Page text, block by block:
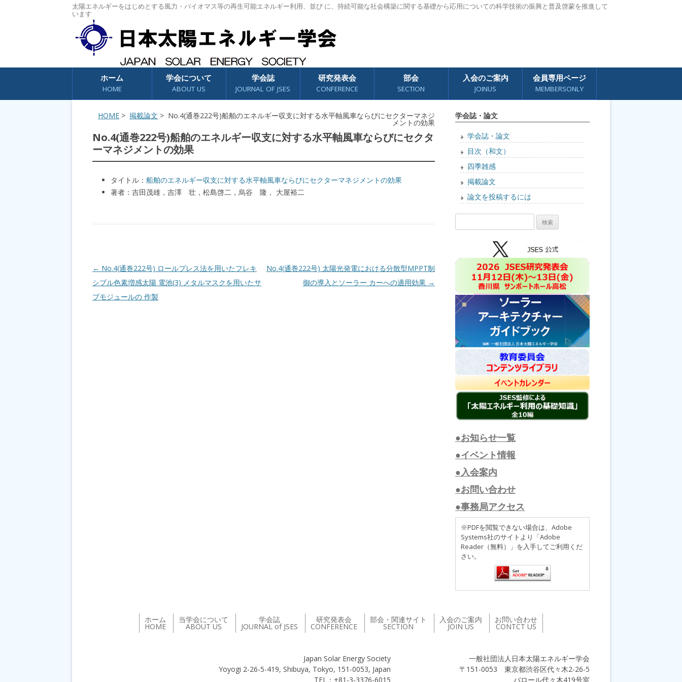
太陽エネルギーをはじめとする風力・バイオマス等の再生可能エネルギー利用、並び に、持続可能な社会構築に関する基礎から応用についての科学技術の振興と普及啓蒙を推進して
います
コンテンツへスキップ
ホーム
HOME
学会について
ABOUT US
学会誌
JOURNAL OF JSES
研究発表会
CONFERENCE
部会
SECTION
入会のご案内
JOINUS
会員専用ページ
MEMBERSONLY
HOME > 掲載論文 > No.4(通巻222号)船舶のエネルギー収支に対する水平軸風車ならびにセクターマネジ
メントの効果
No.4(通巻222号)船舶のエネルギー収支に対する水平軸風車ならびにセクタ
ーマネジメントの効果
タイトル： 船舶のエネルギー収支に対する水平軸風車ならびにセクターマネジメントの効果
著者：吉田茂雄，吉澤 壮，松島啓二，烏谷 隆， 大屋裕二
投稿ナビゲーション
← No.4(通巻222号) ロールプレス法を用いたフレキ
シブル色素増感太陽 電池(3) メタルマスクを用いたサ
ブモジュールの 作製
No.4(通巻222号) 太陽光発電における分散型MPPT制
御の導入とソーラー カーへの適用効果 →
学会誌・論文
学会誌・論文
目次（和文）
四季雑感
掲載論文
論文を投稿するには
索:
●お知らせ一覧
●イベント情報
●入会案内
●お問い合わせ
●事務局アクセス
※PDFを閲覧できない場合は、Adobe
Systems社のサイトより「Adobe
Reader（無料）」を入手してご利用くだ
さい。
ホーム
HOME
当学会について
ABOUT US
学会誌
JOURNAL of JSES
研究発表会
CONFERENCE
部会・関連サイト
SECTION
入会のご案内
JOIN US
お問い合わせ
CONTCT US
一般社団法人日本太陽エネルギー学会
〒151-0053 東京都渋谷区代々木2-26-5
バロール代々木419号室
Japan Solar Energy Society
Yoyogi 2-26-5-419, Shibuya, Tokyo, 151-0053, Japan
TEL：+81-3-3376-6015